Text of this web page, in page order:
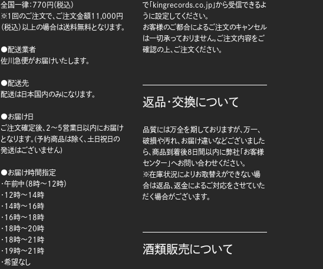
全国一律：770円（税込）
※1回のご注文で、ご注文金額11,000円
（税込）以上の場合は送料無料となります。
●配送業者
佐川急便がお届けいたします。
●配送先
配送は日本国内のみになります。
●お届け日
ご注文確定後、2～5営業日以内にお届け
となります。(予約商品は除く、土日祝日の
発送はございません)
●お届け時間指定
・午前中（8時～12時）
・12時～14時
・14時～16時
・16時～18時
・18時～20時
・18時～21時
・19時～21時
・希望なし
で「kingrecords.co.jp」から受信できるよ
うに設定してください。
お客様のご都合によるご注文のキャンセル
は一切承っておりません。ご注文内容をご
確認の上、ご注文ください。
返品・交換について
品質には万全を期しておりますが、万一、
破損や汚れ、お届け違いなどございました
ら、商品到着後8日間以内に弊社「お客様
センター」へお問い合わせください。
※在庫状況によりお取替えができない場
合は返品、返金によるご対応をさせていた
だく場合がございます。
酒類販売について